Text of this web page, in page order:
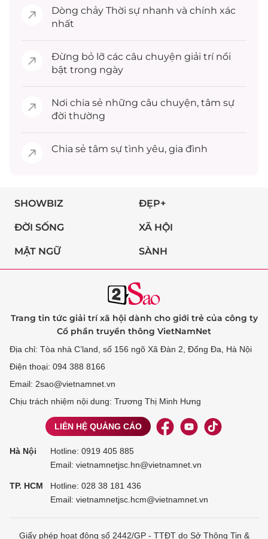
Dòng chảy Thời sự nhanh và chính xác
nhất
Đừng bỏ lỡ các câu chuyện giải trínổi
bật trong ngày
Nơi chia sẻ những câu chuyện, tâm sự
đời thường
Chia sẻ tâm sự tình yêu, gia đình
SHOWBIZ ĐẸP+
ĐỜI SỐNG XÃ HỘI
MẬT NGỮ SÀNH
Trang tin tức giải trí xã hội dành cho giới trẻ của công ty
Cổ phần truyền thông VietNamNet
Địa chỉ: Tòa nhà C’land, số 156 ngõ Xã Đàn 2, Đống Đa, Hà Nội
Điện thoại: 094 388 8166
Email: 2sao@vietnamnet.vn
Chịu trách nhiệm nội dung: Trương Thị Minh Hưng
LIÊN HỆ QUẢNG CÁO
Hà Nội Hotline: 0919 405 885
Email: vietnamnetjsc.hn@vietnamnet.vn
TP. HCM Hotline: 028 38 181 436
Email: vietnamnetjsc.hcm@vietnamnet.vn
Giấy phép hoạt động số 2442/GP - TTĐT do Sở Thông Tin &